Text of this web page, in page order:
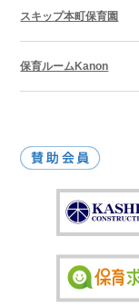
スキップ本町保育園
保育ルームKanon